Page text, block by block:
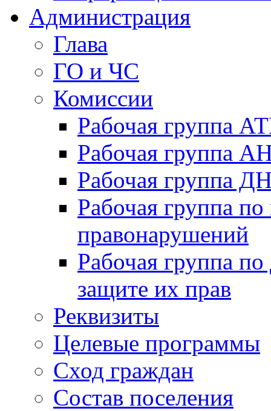
Администрация
Глава
ГО и ЧС
Комиссии
Рабочая группа
Рабочая группа
Рабочая группа
Рабочая группа
правонарушений
Рабочая группа
защите их прав
Реквизиты
Целевые программы
Сход граждан
Состав поселения